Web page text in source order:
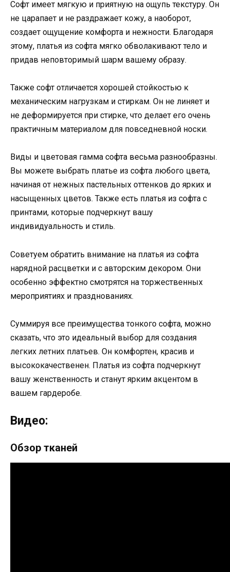
Софт имеет мягкую и приятную на ощупь текстуру. Он
не царапает и не раздражает кожу, а наоборот,
создает ощущение комфорта и нежности. Благодаря
этому, платья из софта мягко обволакивают тело и
придав неповторимый шарм вашему образу.
Также софт отличается хорошей стойкостью к
механическим нагрузкам и стиркам. Он не линяет и
не деформируется при стирке, что делает его очень
практичным материалом для повседневной носки.
Виды и цветовая гамма софта весьма разнообразны.
Вы можете выбрать платье из софта любого цвета,
начиная от нежных пастельных оттенков до ярких и
насыщенных цветов. Также есть платья из софта с
принтами, которые подчеркнут вашу
индивидуальность и стиль.
Советуем обратить внимание на платья из софта
нарядной расцветки и с авторским декором. Они
особенно эффектно смотрятся на торжественных
мероприятиях и празднованиях.
Суммируя все преимущества тонкого софта, можно
сказать, что это идеальный выбор для создания
легких летних платьев. Он комфортен, красив и
высококачественен. Платья из софта подчеркнут
вашу женственность и станут ярким акцентом в
вашем гардеробе.
Видео:
Обзор тканей